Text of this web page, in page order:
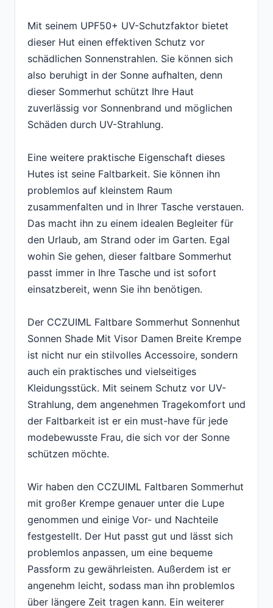
Mit seinem UPF50+ UV-Schutzfaktor bietet
dieser Hut einen effektiven Schutz vor
schädlichen Sonnenstrahlen. Sie können sich
also beruhigt in der Sonne aufhalten, denn
dieser Sommerhut schützt Ihre Haut
zuverlässig vor Sonnenbrand und möglichen
Schäden durch UV-Strahlung.
Eine weitere praktische Eigenschaft dieses
Hutes ist seine Faltbarkeit. Sie können ihn
problemlos auf kleinstem Raum
zusammenfalten und in Ihrer Tasche verstauen.
Das macht ihn zu einem idealen Begleiter für
den Urlaub, am Strand oder im Garten. Egal
wohin Sie gehen, dieser faltbare Sommerhut
passt immer in Ihre Tasche und ist sofort
einsatzbereit, wenn Sie ihn benötigen.
Der CCZUIML Faltbare Sommerhut Sonnenhut
Sonnen Shade Mit Visor Damen Breite Krempe
ist nicht nur ein stilvolles Accessoire, sondern
auch ein praktisches und vielseitiges
Kleidungsstück. Mit seinem Schutz vor UV-
Strahlung, dem angenehmen Tragekomfort und
der Faltbarkeit ist er ein must-have für jede
modebewusste Frau, die sich vor der Sonne
schützen möchte.
Wir haben den CCZUIML Faltbaren Sommerhut
mit großer Krempe genauer unter die Lupe
genommen und einige Vor- und Nachteile
festgestellt. Der Hut passt gut und lässt sich
problemlos anpassen, um eine bequeme
Passform zu gewährleisten. Außerdem ist er
angenehm leicht, sodass man ihn problemlos
über längere Zeit tragen kann. Ein weiterer